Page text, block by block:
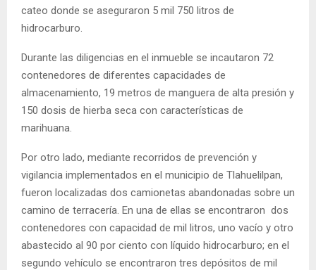
cateo donde se aseguraron 5 mil 750 litros de
hidrocarburo.
Durante las diligencias en el inmueble se incautaron 72
contenedores de diferentes capacidades de
almacenamiento, 19 metros de manguera de alta presión y
150 dosis de hierba seca con características de
marihuana.
Por otro lado, mediante recorridos de prevención y
vigilancia implementados en el municipio de Tlahuelilpan,
fueron localizadas dos camionetas abandonadas sobre un
camino de terracería. En una de ellas se encontraron dos
contenedores con capacidad de mil litros, uno vacío y otro
abastecido al 90 por ciento con líquido hidrocarburo; en el
segundo vehículo se encontraron tres depósitos de mil